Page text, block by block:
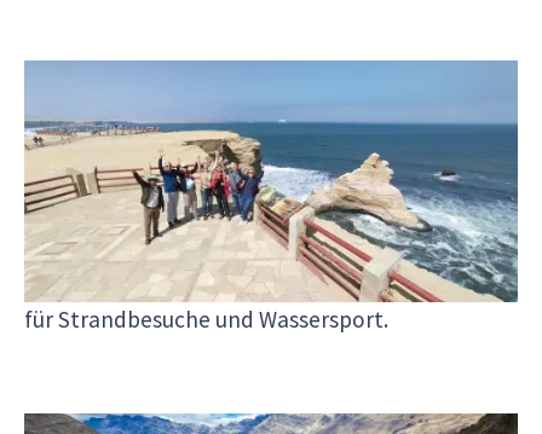
Die Küstenregion Perus, einschließlich der
Hauptstadt Lima, zeichnet sich durch ein
trockenes, wüstenähnliches Klima aus. Die beste
Reisezeit für die Küste ist von Dezember bis April.
In diesen Monaten ist es warm und sonnig, ideal
für Strandbesuche und Wassersport.